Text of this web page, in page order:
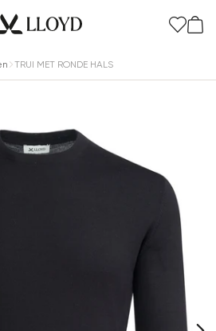
TRUI MET RONDE HALS